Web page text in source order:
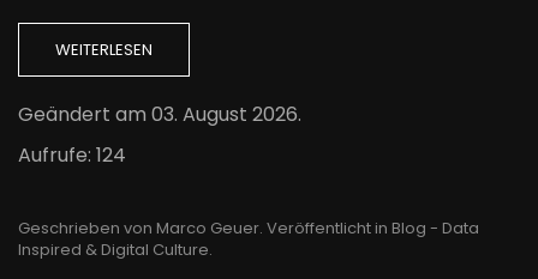
WEITERLESEN
Geändert am 03. August 2026.
Aufrufe: 124
Geschrieben von Marco Geuer. Veröffentlicht in Blog - Data
Inspired & Digital Culture.